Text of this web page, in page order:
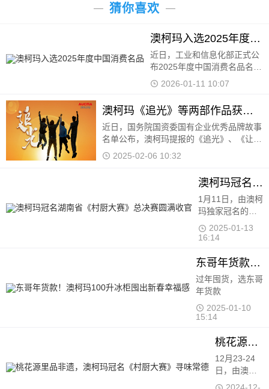
猜你喜欢
澳柯玛入选2025年度中国消费名品
近日，工业和信息化部正式公
布2025年度中国消费名品名单
信息，“温度科技专家”澳柯玛
当及深厚的用户口碑成功入
选。
2026-01-11 10:07
澳柯玛《追光》等两部作品获国有企业优秀品牌故事
近日，国务院国资委国有企业优秀品牌故事
名单公布，澳柯玛提报的《追光》、《让陪
伴更有温度》两个品牌故事登榜。 《追
2025-02-06 10:32
澳柯玛冠名湖南省《村厨大赛》总决赛圆满收官
1月11日，由澳柯
玛独家冠名的
2024湖南省《村
厨大赛》总决赛
建梅澜坊开赛
2025-01-13
16:14
东哥年货款！澳柯玛100升冰柜囤出新春幸福感
过年囤货，选东哥
年货款
2025-01-10
15:14
桃花源里品非遗，澳柯玛冠名《村厨大赛》寻味常德
12月23-24
日，由澳柯
玛独家冠名